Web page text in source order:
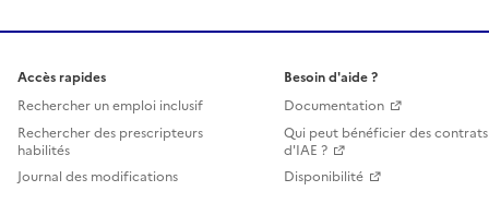
Accès rapides
Rechercher un emploi inclusif
Rechercher des prescripteurs
habilités
Journal des modifications
Besoin d'aide ?
Documentation
Qui peut bénéficier des contrats
d'IAE ?
Disponibilité